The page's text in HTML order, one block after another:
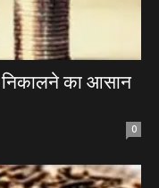
निकालने का आसान
0